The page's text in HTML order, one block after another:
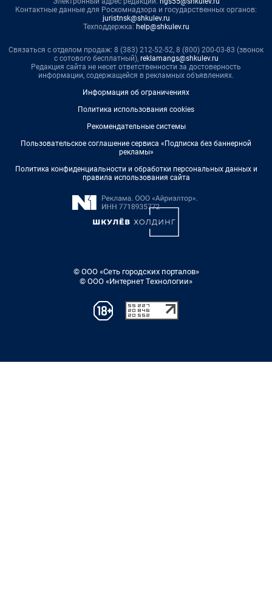
Контактные данные для Роскомнадзора и государственных органов:
juristnsk@shkulev.ru
Техподдержка: help@shkulev.ru
Связаться с отделом продаж: 8 (383) 212-52-52, 8 (800) 200-03-83 (звонок
с сотового бесплатный), reklamangs@shkulev.ru
Редакция сайта не несет ответственности за достоверность
информации, содержащейся в рекламных объявлениях.
Информация об ограничениях
Политика использования cookies
Рекомендательные системы
Пользовательское соглашение сервиса «Подписка без баннерной
рекламы»
Политика конфиденциальности и обработки персональных данных и
правила использования сайта
© ООО «Сеть городских порталов»
© ООО «Интернет Технологии»